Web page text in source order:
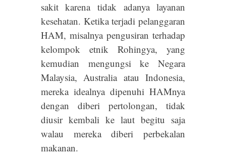
sakit karena tidak adanya layanan
kesehatan. Ketika terjadi pelanggaran
HAM, misalnya pengusiran terhadap
kelompok etnik Rohingya, yang
kemudian mengungsi ke Negara
Malaysia, Australia atau Indonesia,
mereka idealnya dipenuhi HAMnya
dengan diberi pertolongan, tidak
diusir kembali ke laut begitu saja
walau mereka diberi perbekalan
makanan.